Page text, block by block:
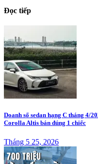
Đọc tiếp
Doanh số sedan hạng C tháng 4/
Corolla Altis bán đúng 1 chiếc
Tháng 5 25, 2026